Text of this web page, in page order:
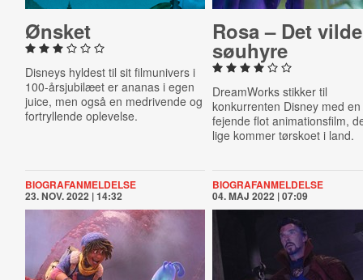
Ønsket
Disneys hyldest til sit filmunivers i
100-årsjubilæet er ananas i egen
juice, men også en medrivende og
fortryllende oplevelse.
Rosa – Det vilde
søuhyre
DreamWorks stikker til
konkurrenten Disney med en
fejende flot animationsfilm,
lige kommer tørskoet i land.
BIOGRAFANMELDELSE
23. NOV. 2022 | 14:32
BIOGRAFANMELDELSE
04. MAJ 2022 | 07:09